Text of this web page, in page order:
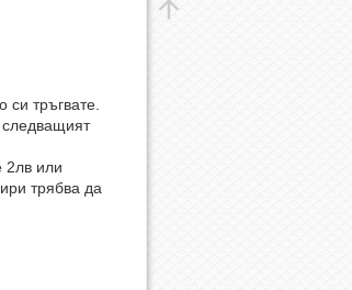
си тръгвате.
следващият
2лв или
трябва да